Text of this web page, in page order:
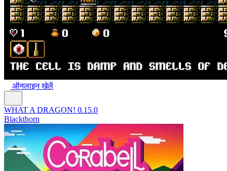
ऑनलाइन खेलें
WHAT A DRAGON! 0.15.0
Blackthorn